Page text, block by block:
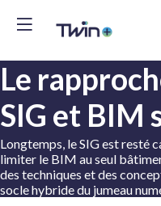
Le
SIG et BIM
Longtemps, le SIG est resté
limiter le BIM au seul
des techniques et des
socle hybride du jumeau